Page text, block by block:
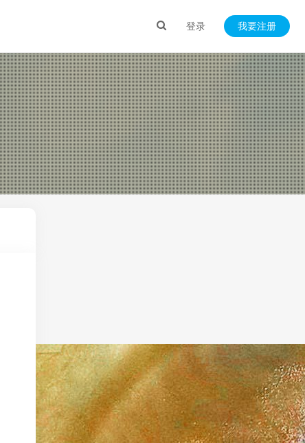
登录 我要注册